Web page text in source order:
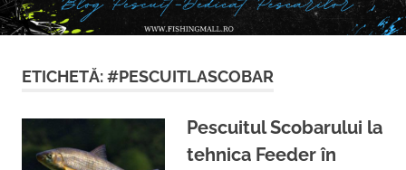
loc
!
ETICHETĂ:#PESCUITLASCOBAR
Pescuitul Scobarului la
tehnica Feeder în